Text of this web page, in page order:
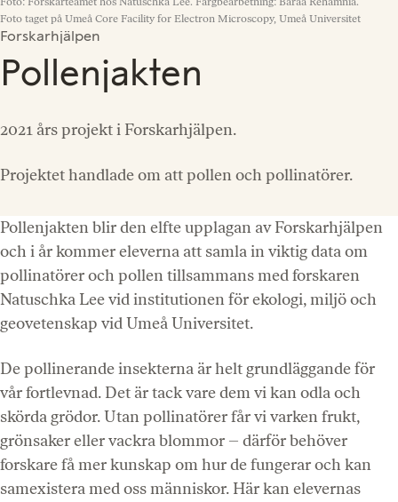
Foto taget på Umeå Core Facility for Electron Microscopy, Umeå Universitet
Forskarhjälpen
Pollenjakten
2021 års projekt i Forskarhjälpen.
Projektet handlade om att pollen och pollinatörer.
Pollenjakten blir den elfte upplagan av Forskarhjälpen
och i år kommer eleverna att samla in viktig data om
pollinatörer och pollen tillsammans med forskaren
Natuschka Lee vid institutionen för ekologi, miljö och
geovetenskap vid Umeå Universitet.
De pollinerande insekterna är helt grundläggande för
vår fortlevnad. Det är tack vare dem vi kan odla och
skörda grödor. Utan pollinatörer får vi varken frukt,
grönsaker eller vackra blommor – därför behöver
forskare få mer kunskap om hur de fungerar och kan
samexistera med oss människor. Här kan elevernas